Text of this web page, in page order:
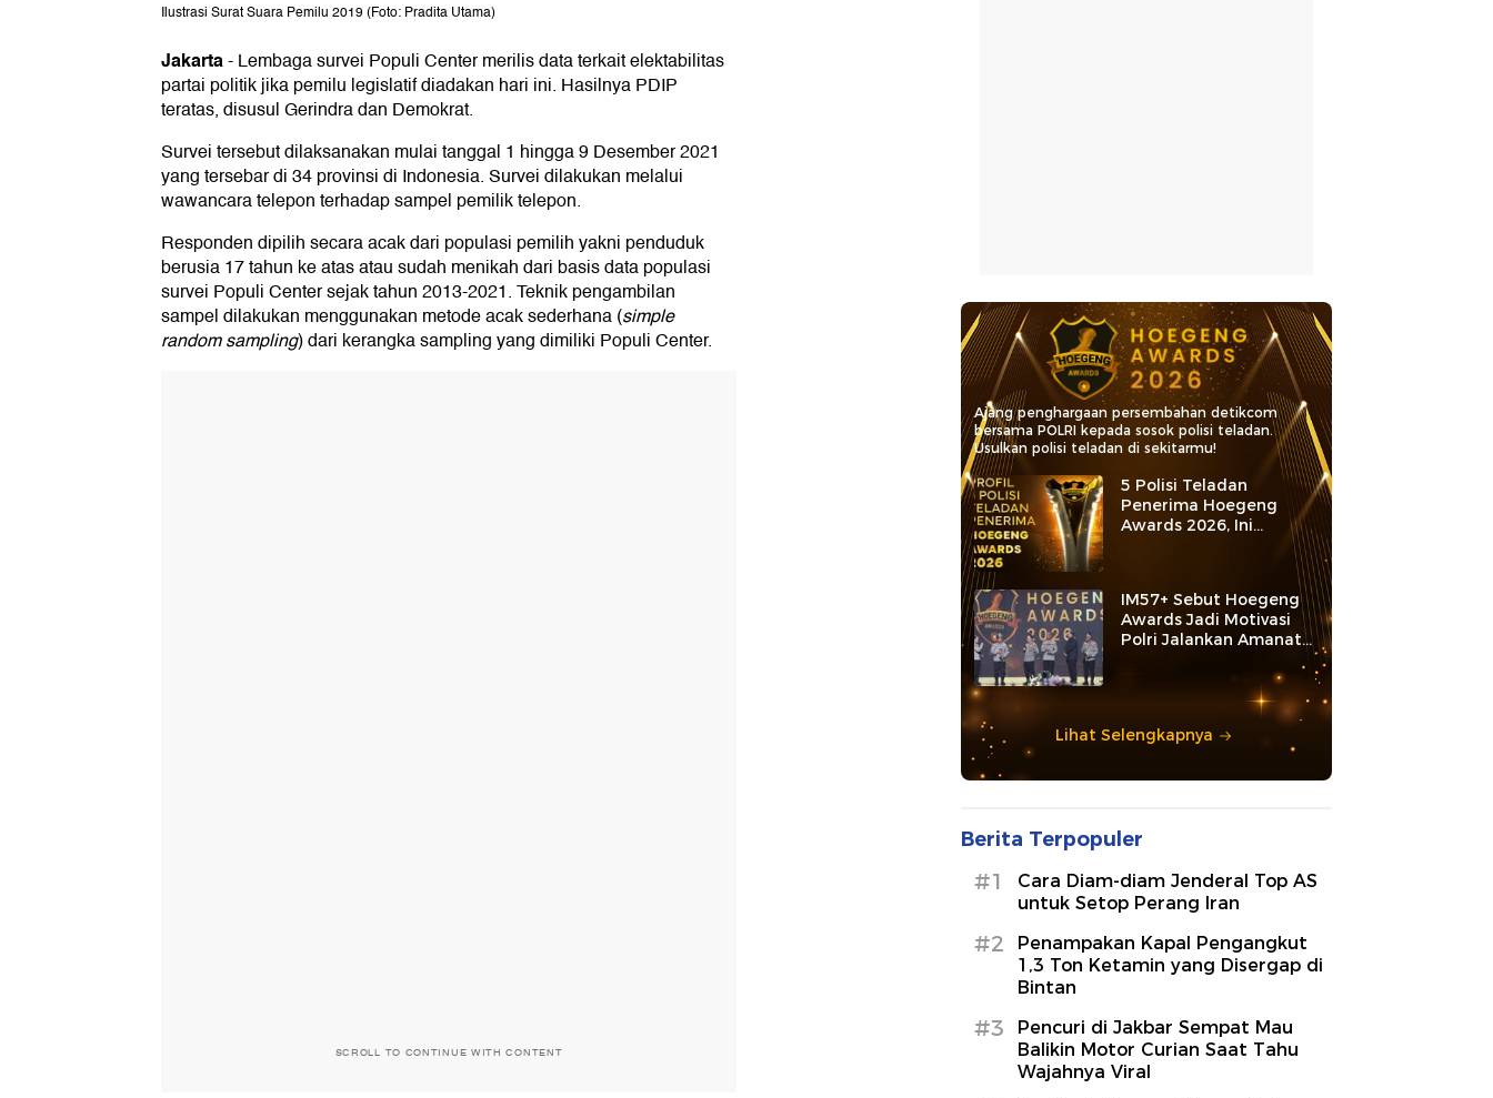
Ilustrasi Surat Suara Pemilu 2019 (Foto: Pradita Utama)
Jakarta-Lembaga survei Populi Center merilis data terkait elektabilitas
partai politik jika pemilu legislatif diadakan hari ini. Hasilnya PDIP
teratas, disusul Gerindra dan Demokrat.
Survei tersebut dilaksanakan mulai tanggal 1 hingga 9 Desember 2021
yang tersebar di 34 provinsi di Indonesia. Survei dilakukan melalui
wawancara telepon terhadap sampel pemilik telepon.
Responden dipilih secara acak dari populasi pemilih yakni penduduk
berusia 17 tahun ke atas atau sudah menikah dari basis data populasi
survei Populi Center sejak tahun 2013-2021. Teknik pengambilan
sampel dilakukan menggunakan metode acak sederhana (simple
random sampling) dari kerangka sampling yang dimiliki Populi Center.
SCROLL TO CONTINUE WITH CONTENT
Ajang penghargaan persembahan detikcom
bersama POLRI kepada sosok polisi teladan.
Usulkan polisi teladan di sekitarmu!
5 Polisi Teladan
Penerima Hoegeng
Awards 2026, Ini
Kategori dan Kiprahnya
IM57+ Sebut Hoegeng
Awards Jadi Motivasi
Polri Jalankan Amanat
Lihat Selengkapnya
Berita Terpopuler
#1
Cara Diam-diam Jenderal Top AS
untuk Setop Perang Iran
#2
Penampakan Kapal Pengangkut
1,3 Ton Ketamin yang Disergap di
Bintan
#3
Pencuri di Jakbar Sempat Mau
Balikin Motor Curian Saat Tahu
Wajahnya Viral